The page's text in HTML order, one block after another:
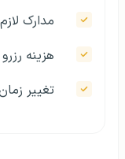
مدارک
هزینه
تغییر